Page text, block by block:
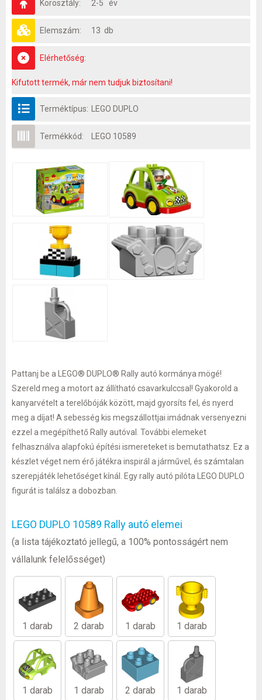
Korosztály: 2-5 év
Elemszám: 13 db
Elérhetőség:
Kifutott termék, már nem tudjuk biztosítani!
Terméktípus: LEGO DUPLO
Termékkód: LEGO 10589
Pattanj be a LEGO® DUPLO® Rally autó kormánya mögé!
Szereld meg a motort az állítható csavarkulccsal! Gyakorold a
kanyarvételt a terelőbóják között, majd gyorsíts fel, és nyerd
meg a díjat! A sebesség kis megszállottjai imádnak versenyezni
ezzel a megépíthető Rally autóval. További elemeket
felhasználva alapfokú építési ismereteket is bemutathatsz. Ez a
készlet véget nem érő játékra inspirál a járművel, és számtalan
szerepjáték lehetőséget kínál. Egy rally autó pilóta LEGO DUPLO
figurát is találsz a dobozban.
LEGO DUPLO 10589 Rally autó elemei
(a lista tájékoztató jellegű, a 100% pontosságért nem
vállalunk felelősséget)
1 darab 2 darab 1 darab 1 darab
1 darab 1 darab 2 darab 1 darab